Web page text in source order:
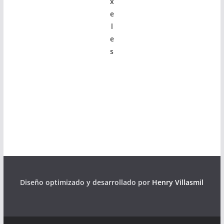
e
l
e
s
Diseño optimizado y desarrollado por Henry Villasmil